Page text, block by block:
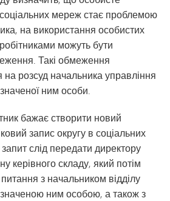
мереж стає проблемою
на використання особистих
можуть бути
Такі обмеження
на розсуд начальника управління
ним особи.
бажає створити новий
запис округу в соціальних
слід передати директору
керівного складу, який потім
з начальником відділу
ним особою, а також з